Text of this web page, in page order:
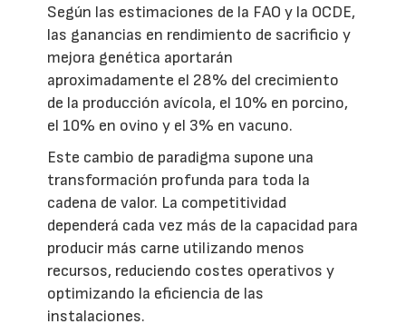
Según las estimaciones de la FAO y la OCDE,
las ganancias en rendimiento de sacrificio y
mejora genética aportarán
aproximadamente el 28% del crecimiento
de la producción avícola, el 10% en porcino,
el 10% en ovino y el 3% en vacuno.
Este cambio de paradigma supone una
transformación profunda para toda la
cadena de valor. La competitividad
dependerá cada vez más de la capacidad para
producir más carne utilizando menos
recursos, reduciendo costes operativos y
optimizando la eficiencia de las
instalaciones.